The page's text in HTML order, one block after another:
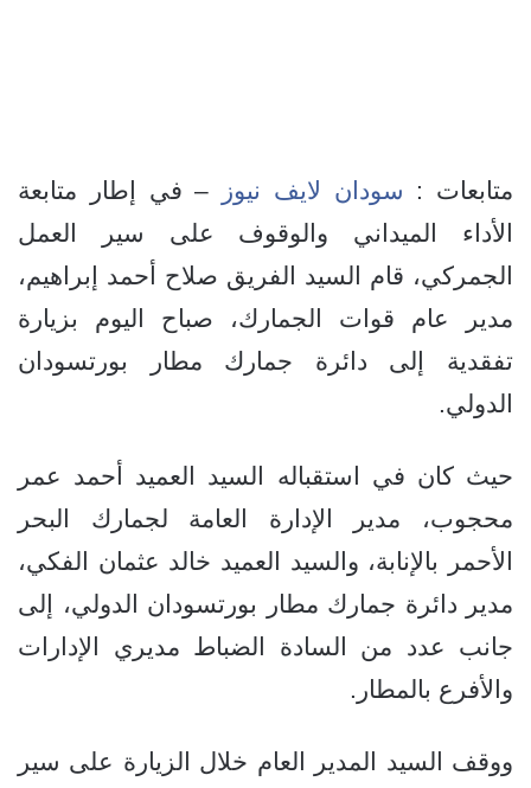
متابعات : سودان لايف نيوز
– في إطار متابعة
الأداء الميداني والوقوف على سير العمل
الجمركي، قام السيد الفريق صلاح أحمد إبراهيم،
مدير عام قوات الجمارك، صباح اليوم بزيارة
تفقدية إلى دائرة جمارك مطار بورتسودان
الدولي.
حيث كان في استقباله السيد العميد أحمد عمر
محجوب، مدير الإدارة العامة لجمارك البحر
الأحمر بالإنابة، والسيد العميد خالد عثمان الفكي،
مدير دائرة جمارك مطار بورتسودان الدولي، إلى
جانب عدد من السادة الضباط مديري الإدارات
والأفرع بالمطار.
ووقف السيد المدير العام خلال الزيارة على سير